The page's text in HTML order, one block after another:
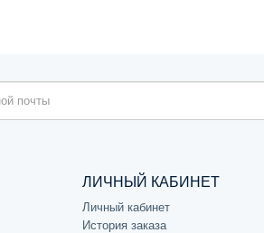
ЛИЧНЫЙ КАБИНЕТ
Личный кабинет
История заказа